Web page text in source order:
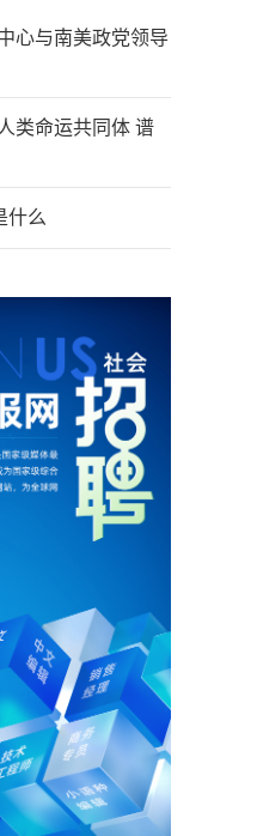
心与南美政党领导
类命运共同体 谱
什么